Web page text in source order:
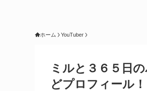
ホーム YouTuber
ミルと３６５日
どプロフィール！